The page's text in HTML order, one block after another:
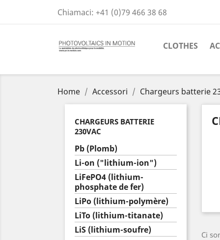
Chiamaci: +41 (0)79 466 38 68
CLOTHES
Home Accessori Chargeurs batterie
CHARGEURS BATTERIE
230VAC
Pb (Plomb)
Li-on ("lithium-ion")
LiFePO4 (lithium-
phosphate de fer)
LiPo (lithium-polymère)
LiTo (lithium-titanate)
LiS (lithium-soufre)
Ci